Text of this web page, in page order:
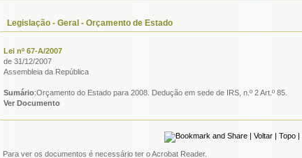
Legislação - Geral - Orçamento de Estado
Lei nº 67-A/2007
de 31/12/2007
Assembleia da República
Sumário:Orçamento do Estado para 2008. Dedução em sede de IRS, n.º 2 Art.º 85.
Ver Documento
| Voltar | Topo |
Para ver os documentos é necessário ter o Acrobat Reader.